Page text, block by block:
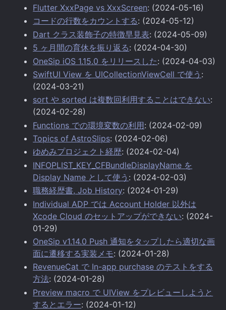
Flutter XxxPage vs XxxScreen: (2024-05-16)
コードの行数をカウントする: (2024-05-12)
Dart クラス装飾子の特徴早見表: (2024-05-09)
5 ヶ月間の育休を振り返る: (2024-04-30)
OneSip iOS 1.15.0 をリリースした: (2024-04-03)
SwiftUI View を UICollectionViewCell で使う :
(2024-03-21)
sort や sorted は複数回利用することはできない:
(2024-02-28)
Functions での環境変数の利用: (2024-02-09)
Topics of AstroSlips: (2024-02-06)
ゆめみプロジェクト経歴: (2024-02-04)
INFOPLIST_KEY_CFBundleDisplayName を
Display Name として使う : (2024-02-03)
職務経歴書, Job History: (2024-01-29)
Individual ADP では Account Holder 以外は
Xcode Cloud のセットアップができない: (2024-
01-29)
OneSip v1.14.0 Push 通知をタップしたら適切な画
面に遷移する実装メモ: (2024-01-28)
RevenueCat で In-app purchase のテストをする
方法: (2024-01-28)
Preview macro で UIView をプレビューしようと
するとエラー: (2024-01-12)